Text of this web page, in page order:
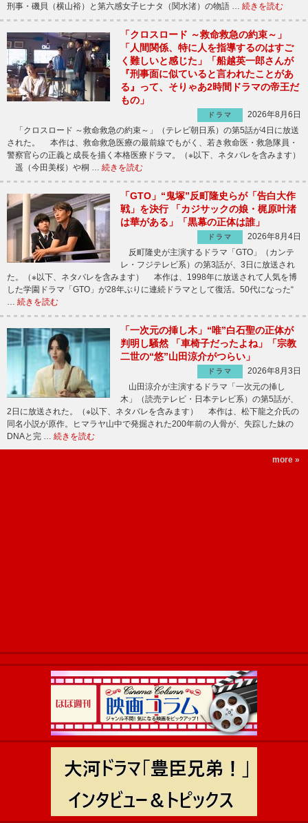
刑事・磯貝（横山裕）と第六感女子ヒナタ（関水渚）の物語 … 続きを読む
「クロスロード ～救命救急の約束～」
「人間関係、特に人を指導するのはすご
く難しいと感じた」「船越英一郎さんが
『刑事面に似ていると言われたことがあ
る』って、そりゃあ2時間ドラマの帝王だ
もの」
ドラマ
2026年8月6日
「クロスロード ～救命救急の約束～」（テレビ朝日系）の第5話が4日に放送
された。 本作は、救命救急医療の最前線でもがく、若き救命医・救急隊員・
警察官らの正義と成長を描く本格医療ドラマ。（※以下、ネタバレを含みます）
遥（今田美桜）や桐 … 続きを読む
「GTO」“鬼塚”反町隆史らが「告白大作
戦」を決行 「カジサックの娘・梶原叶渚
は華がある」「黒幕の正体は誰」
ドラマ
2026年8月4日
反町隆史が主演するドラマ「GTO」（カンテ
レ・フジテレビ系）の第3話が、3日に放送され
た。（※以下、ネタバレを含みます） 本作は、1998年に放送されて人気を博
した学園ドラマ「GTO」が28年ぶりに連続ドラマとして復活。50代になった“
続きを読む
「一次元の挿し木」“唯”白石聖の正体が
判明し騒然 「車椅子だったよね」「宗教
二世の“悠”山田涼介がつらい」
ドラマ
2026年8月3日
山田涼介が主演するドラマ「一次元の挿し
木」（読売テレビ・日本テレビ系）の第5話が、
2日に放送された。（※以下、ネタバレを含みます） 本作は、松下龍之介氏の
同名小説が原作。ヒマラヤ山中で発掘された200年前の人骨が、失踪した妹の
DNAと完 … 続きを読む
more »